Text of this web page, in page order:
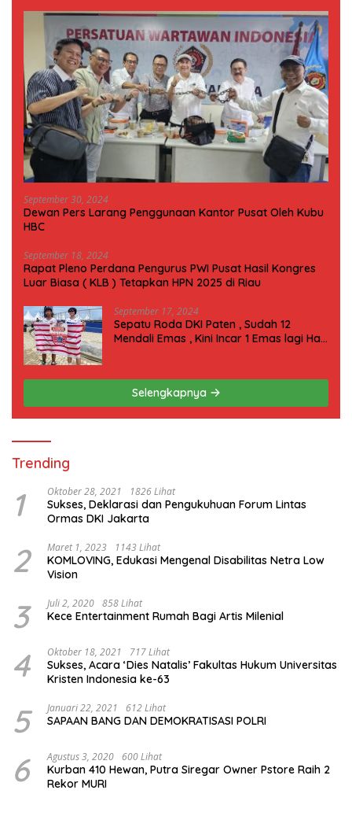
September 30, 2024
Dewan Pers Larang Penggunaan Kantor Pusat Oleh Kubu
HBC
September 18, 2024
Rapat Pleno Perdana Pengurus PWI Pusat Hasil Kongres
Luar Biasa ( KLB ) Tetapkan HPN 2025 di Riau
September 17, 2024
Sepatu Roda DKI Paten , Sudah 12
Mendali Emas , Kini Incar 1 Emas lagi Hari
Selengkapnya
Trending
1 Oktober 28, 2021 1826 Lihat
Sukses, Deklarasi dan Pengukuhuan Forum Lintas
Ormas DKI Jakarta
2 Maret 1, 2023 1143 Lihat
KOMLOVING, Edukasi Mengenal Disabilitas Netra Low
Vision
3 Juli 2, 2020 858 Lihat
Kece Entertainment Rumah Bagi Artis Milenial
4 Oktober 18, 2021 717 Lihat
Sukses, Acara ‘Dies Natalis’ Fakultas Hukum Universitas
Kristen Indonesia ke-63
5 Januari 22, 2021 612 Lihat
SAPAAN BANG DAN DEMOKRATISASI POLRI
6 Agustus 3, 2020 600 Lihat
Kurban 410 Hewan, Putra Siregar Owner Pstore Raih 2
Rekor MURI